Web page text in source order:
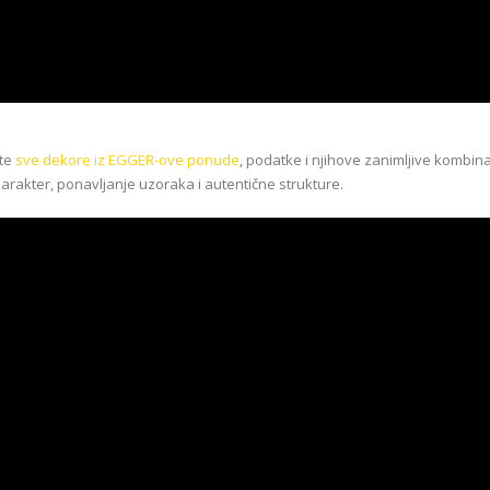
sve dekore iz EGGER-ove ponude, podatke i njihove zanimljive
ponavljanje uzoraka i autentične strukture.